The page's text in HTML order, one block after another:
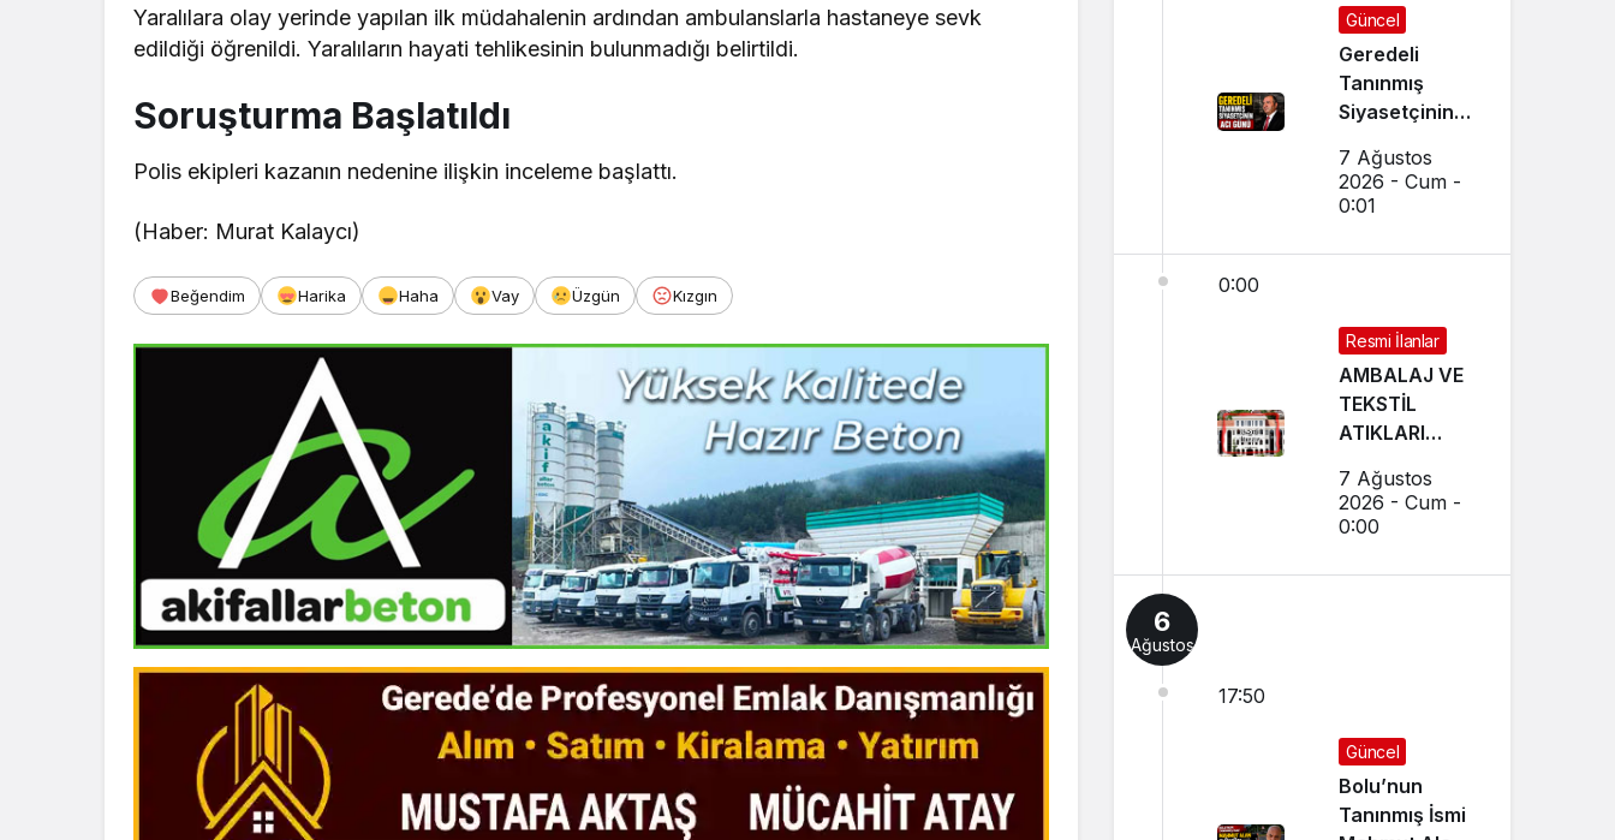
Yaralılara olay yerinde yapılan ilk müdahalenin ardından ambulanslarla hastaneye sevk
edildiği öğrenildi. Yaralıların hayati tehlikesinin bulunmadığı belirtildi.
Soruşturma Başlatıldı
Polis ekipleri kazanın nedenine ilişkin inceleme başlattı.
(Haber: Murat Kalaycı)
Beğendim Harika Haha Vay Üzgün Kızgın
Güncel
Geredeli
Tanınmış
Siyasetçinin
7 Ağustos
2026 - Cum -
0:01
0:00
Resmi İlanlar
AMBALAJ VE
TEKSTİL
ATIKLARI
İHALELERİ
(GEREDE
7 Ağustos
2026 - Cum -
0:00
6
Ağustos
17:50
Güncel
Bolu’nun
Tanınmış İsmi